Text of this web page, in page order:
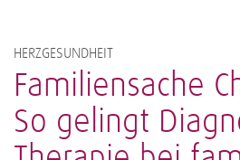
HERZGESUNDHEIT
Familiensache
So gelingt